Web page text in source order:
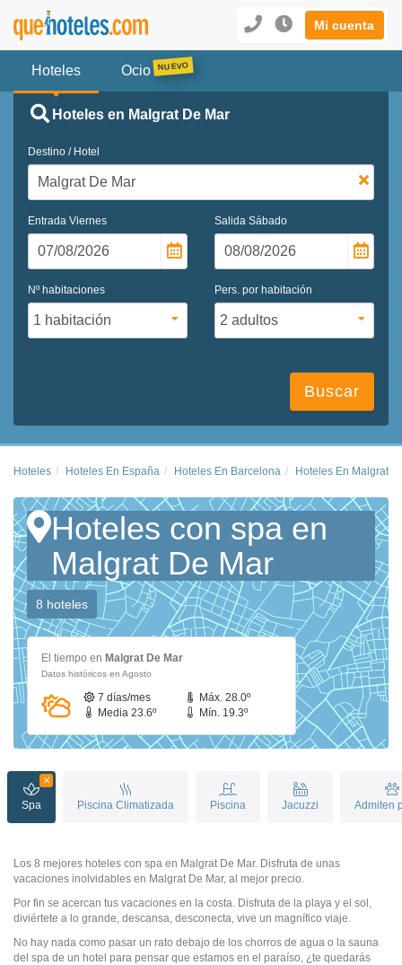
Mi cuenta
Hoteles Ocio
Hoteles en Malgrat De Mar
Destino / Hotel
Entrada Viernes Salida Sábado
Nº habitaciones Pers. por habitación
Buscar
Hoteles Hoteles En España Hoteles En Barcelona Hoteles En Malgrat
Hoteles con spa en
Malgrat De Mar
8 hoteles
El tiempo en Malgrat De Mar
Datos históricos en Agosto
7 días/mes
Máx. 28.0º
Media 23.6º
Mín. 19.3º
Spa Piscina Climatizada Piscina Jacuzzi Admiten
Los 8 mejores hoteles con spa en Malgrat De Mar. Disfruta de unas
vacaciones inolvidables en Malgrat De Mar, al mejor precio.
Por fin se acercan tus vacaciones en la costa. Disfruta de la playa y el sol,
diviértete a lo grande, descansa, desconecta, vive un magnífico viaje.
No hay nada como pasar un rato debajo de los chorros de agua o la sauna
del spa de un hotel para pensar que estamos en el paraíso, ¿te quedarás